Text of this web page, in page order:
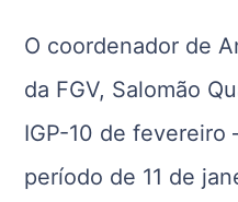
O coordenador de
da FGV, Salomão
IGP-10 de fevereiro
período de 11 de